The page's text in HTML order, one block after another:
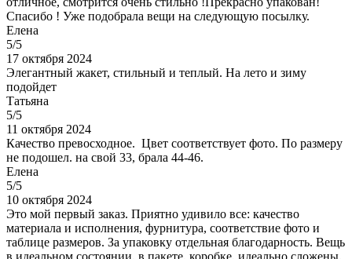
Спасибо ! Уже подобрала вещи на следующую посылку.
Елена
5/5
17 октября 2024
Элегантный жакет, стильный и теплый. На лето и зиму
подойдет
Татьяна
5/5
11 октября 2024
Качество превосходное. Цвет соответствует фото. По размеру
не подошел. на свой 33, брала 44-46.
Елена
5/5
10 октября 2024
Это мой первый заказ. Приятно удивило все: качество
материала и исполнения, фурнитура, соответствие фото и
таблице размеров. За упаковку отдельная благодарность. Вещь